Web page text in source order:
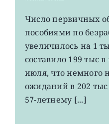
Число первичных
пособиями по
увеличилось на 1
составило 199 тыс
июля, что немного
ожиданий в 202 тыс
57-летнему [...]